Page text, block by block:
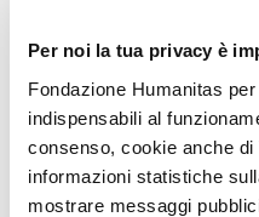
Per noi la tua privacy è
Fondazione Humanitas
indispensabili al
consenso, cookie anche
informazioni statistiche
mostrare messaggi
una manifestazione
caratterizzata da
vescicole, bolle,
L’eruzione cutanea
fastidiosa e causare